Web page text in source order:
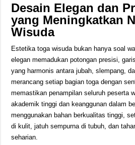
Desain Elegan dan
yang Meningkatkan
Wisuda
Estetika toga wisuda bukan hanya soal
elegan memadukan potongan presisi,
yang harmonis antara jubah, slempang,
merancang setiap bagian toga dengan
memastikan penampilan seluruh peserta
akademik tinggi dan keanggunan dalam
menggunakan bahan berkualitas tinggi,
di kulit, jatuh sempurna di tubuh, dan
seharian.